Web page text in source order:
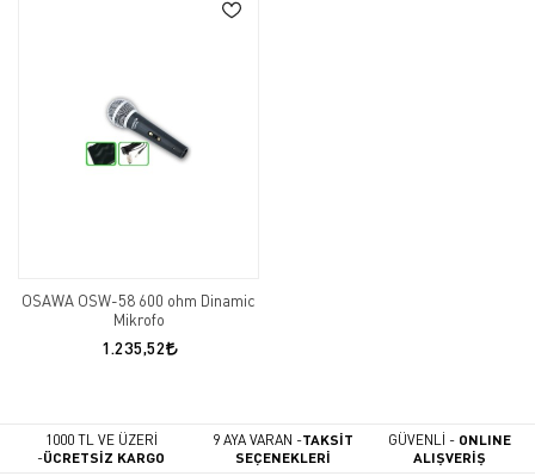
OSAWA OSW-58 600 ohm Dinamic
Mikrofo
1.235,52
1000 TL VE ÜZERİ
-ÜCRETSİZ KARGO
9 AYA VARAN -TAKSİT
SEÇENEKLERİ
GÜVENLİ - ONLINE
ALIŞVERİŞ